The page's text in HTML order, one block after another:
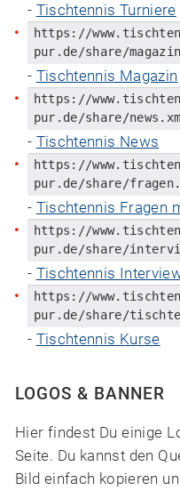
- Tischtennis Turniere
https://
pur.de/share/
- Tischtennis Magazin
https://
pur.de/share/
- Tischtennis News
https://
pur.de/share/
- Tischtennis Fragen
https://
pur.de/share/
- Tischtennis
https://
pur.de/share/
- Tischtennis Kurse
LOGOS & BANNER
Hier findest Du einige
Seite. Du kannst den
Bild einfach kopieren